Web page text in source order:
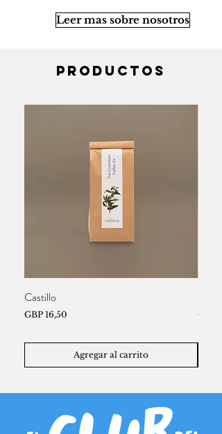
Leer mas sobre nosotros
Productos
Castillo
Precio
GBP 16,50
Agregar al carrito
Precio
GBP